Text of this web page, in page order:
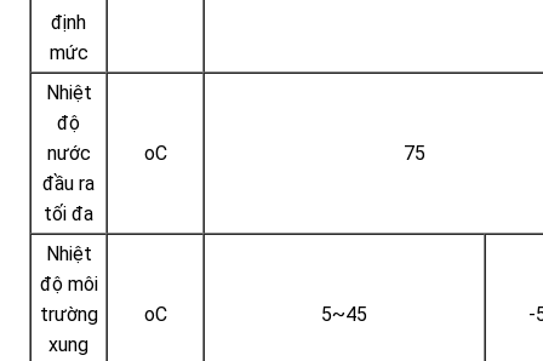
định
mức
Nhiệt
độ
nước
đầu ra
tối đa
oC 75
Nhiệt
độ môi
trường
xung
oC 5~45 -